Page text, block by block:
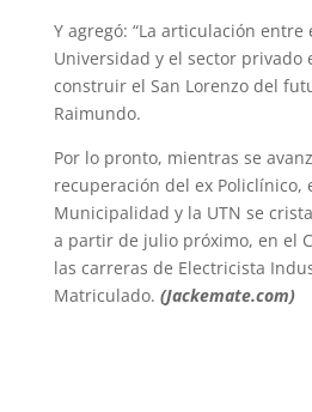
Y agregó: “La articulación entre
Universidad y el sector privado
construir el San Lorenzo del
Raimundo.
Por lo pronto, mientras se
recuperación del ex Policlínico,
Municipalidad y la UTN se
a partir de julio próximo, en el
las carreras de Electricista
Matriculado. (Jackemate.com)